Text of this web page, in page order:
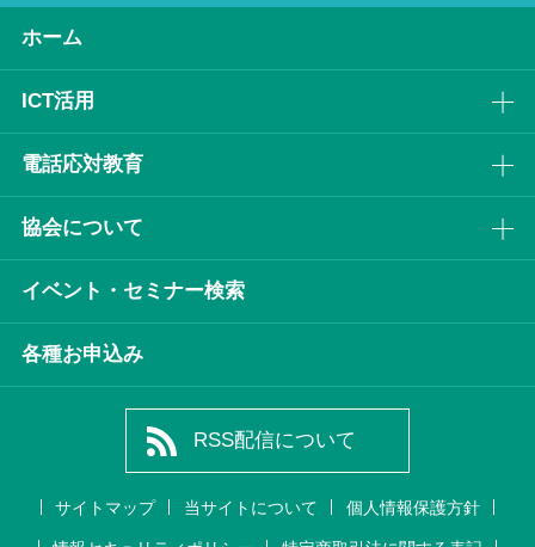
ホーム
ICT活⽤
電話応対教育
協会について
イベント・セミナー検索
各種お申込み
RSS配信について
サイトマップ 当サイトについて 個人情報保護方針